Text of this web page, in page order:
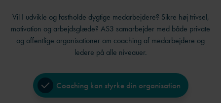
Vil I udvikle og fastholde dygtige medarbejdere? Sikre høj trivsel,
motivation og arbejdsglæde? AS3 samarbejder med både private
og offentlige organisationer om coaching af medarbejdere og
ledere på alle niveauer.
Coaching kan styrke din organisation